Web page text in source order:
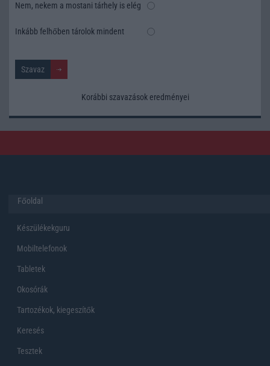
Nem, nekem a mostani tárhely is elég
Inkább felhőben tárolok mindent
Korábbi szavazások eredményei
Főoldal
Készülékekguru
Mobiltelefonok
Tabletek
Okosórák
Tartozékok, kiegeszítők
Keresés
Tesztek